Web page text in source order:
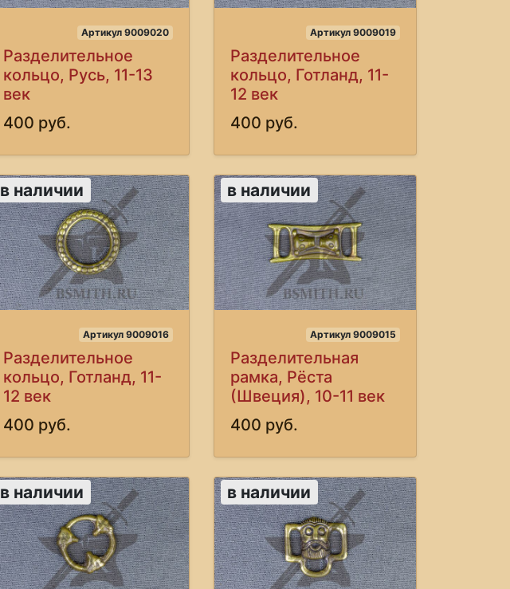
Артикул 9009020
Разделительное
кольцо, Русь, 11-13
век
400 руб.
Артикул 9009019
Разделительное
кольцо, Готланд, 11-
12 век
400 руб.
в наличии
Артикул 9009016
Разделительное
кольцо, Готланд, 11-
12 век
400 руб.
в наличии
Артикул 9009015
Разделительная
рамка, Рёста
(Швеция), 10-11 век
400 руб.
в наличии в наличии